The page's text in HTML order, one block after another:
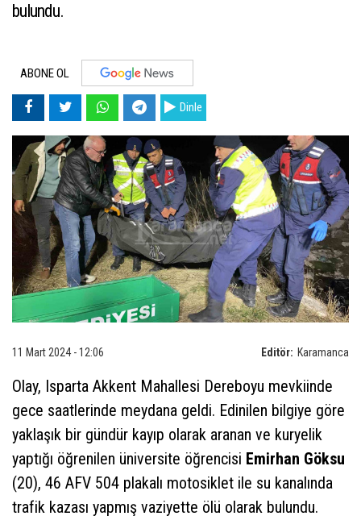
bulundu.
ABONE OL
Dinle
Editör: Karamanca
11 Mart 2024 - 12:06
Olay, Isparta Akkent Mahallesi Dereboyu mevkiinde
gece saatlerinde meydana geldi. Edinilen bilgiye göre
yaklaşık bir gündür kayıp olarak aranan ve kuryelik
yaptığı öğrenilen üniversite öğrencisi Emirhan Göksu
(20), 46 AFV 504 plakalı motosiklet ile su kanalında
trafik kazası yapmış vaziyette ölü olarak bulundu.